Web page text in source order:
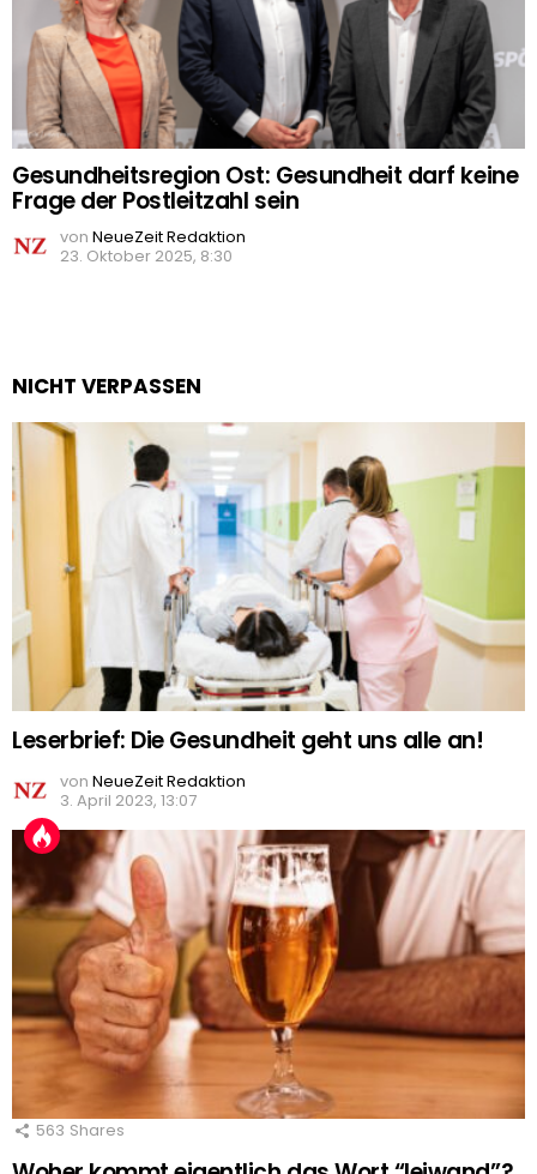
Gesundheitsregion Ost: Gesundheit darf keine
Frage der Postleitzahl sein
von NeueZeit Redaktion
23. Oktober 2025, 8:30
NICHT VERPASSEN
Leserbrief: Die Gesundheit geht uns alle an!
von NeueZeit Redaktion
3. April 2023, 13:07
563 Shares